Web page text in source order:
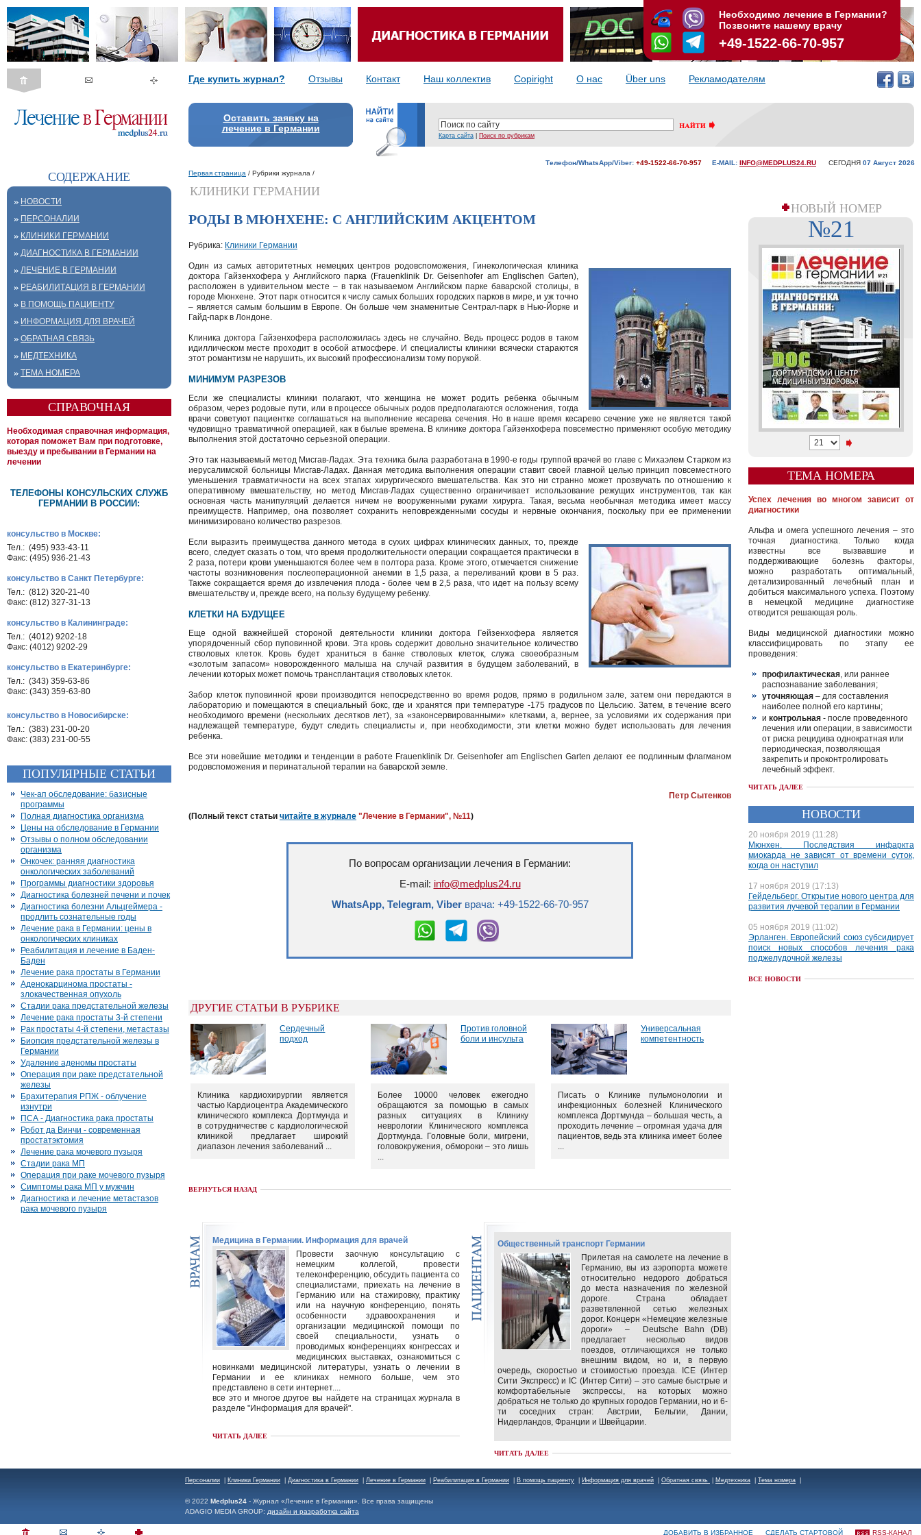
Где купить журнал? Отзывы Контакт Наш коллектив Copiright О нас Über uns Рекламодателям
Оставить заявку на
лечение в Германии
Карта сайта Поиск по рубрикам
Телефон/WhatsApp/Viber: +49-1522-66-70-957 E-MAIL: INFO@MEDPLUS24.RU СЕГОДНЯ 07 Aвгуст 2026
СОДЕРЖАНИЕ
НОВОСТИ
ПЕРСОНАЛИИ
КЛИНИКИ ГЕРМАНИИ
ДИАГНОСТИКА В ГЕРМАНИИ
ЛЕЧЕНИЕ В ГЕРМАНИИ
РЕАБИЛИТАЦИЯ В ГЕРМАНИИ
В ПОМОЩЬ ПАЦИЕНТУ
ИНФОРМАЦИЯ ДЛЯ ВРАЧЕЙ
ОБРАТНАЯ СВЯЗЬ
МЕДТЕХНИКА
ТЕМА НОМЕРА
СПРАВОЧНАЯ
Необходимая справочная информация,
которая поможет Вам при подготовке,
выезду и пребывании в Германии на
лечении
ТЕЛЕФОНЫ КОНСУЛЬСКИХ СЛУЖБ
ГЕРМАНИИ В РОССИИ:
консульство в Москве:
Тел.: (495) 933-43-11
Факс: (495) 936-21-43
консульство в Санкт Петербурге:
Тел.: (812) 320-21-40
Факс: (812) 327-31-13
консульство в Калининграде:
Тел.: (4012) 9202-18
Факс: (4012) 9202-29
консульство в Екатеринбурге:
Тел.: (343) 359-63-86
Факс: (343) 359-63-80
консульство в Новосибирске:
Тел.: (383) 231-00-20
Факс: (383) 231-00-55
ПОПУЛЯРНЫЕ СТАТЬИ
Чек-ап обследование: базисные
программы
Полная диагностика организма
Цены на обследование в Германии
Отзывы о полном обследовании
организма
Онкочек: ранняя диагностика
онкологических заболеваний
Программы диагностики здоровья
Диагностика болезней печени и почек
Диагностика болезни Альцгеймера -
продлить сознательные годы
Лечение рака в Германии: цены в
онкологических клиниках
Реабилитация и лечение в Баден-
Баден
Лечение рака простаты в Германии
Аденокарцинома простаты -
злокачественная опухоль
Стадии рака предстательной железы
Лечение рака простаты 3-й степени
Рак простаты 4-й степени, метастазы
Биопсия предстательной железы в
Германии
Удаление аденомы простаты
Операция при раке предстательной
железы
Брахитерапия РПЖ - облучение
изнутри
ПСА - Диагностика рака простаты
Робот да Винчи - современная
простатэктомия
Лечение рака мочевого пузыря
Стадии рака МП
Операция при раке мочевого пузыря
Симптомы рака МП у мужчин
Диагностика и лечение метастазов
рака мочевого пузыря
Первая страница / Рубрики журнала /
КЛИНИКИ ГЕРМАНИИ
РОДЫ В МЮНХЕНЕ: С АНГЛИЙСКИМ АКЦЕНТОМ
Рубрика: Клиники Германии
Один из самых авторитетных немецких центров родовспоможения, Гинекологическая клиника
доктора Гайзенхофера у Английского парка (Frauenklinik Dr. Geisenhofer am Englischen Garten),
расположен в удивительном месте – в так называемом Английском парке баварской столицы, в
городе Мюнхене. Этот парк относится к числу самых больших городских парков в мире, и уж точно
– является самым большим в Европе. Он больше чем знаменитые Сентрал-парк в Нью-Йорке и
Гайд-парк в Лондоне.
Клиника доктора Гайзенхофера расположилась здесь не случайно. Ведь процесс родов в таком
идиллическом месте проходит в особой атмосфере. И специалисты клиники всячески стараются
этот романтизм не нарушить, их высокий профессионализм тому порукой.
МИНИМУМ РАЗРЕЗОВ
Если же специалисты клиники полагают, что женщина не может родить ребенка обычным
образом, через родовые пути, или в процессе обычных родов предполагаются осложнения, тогда
врачи советуют пациентке соглашаться на выполнение кесарева сечения. Но в наше время кесарево сечение уже не является такой
чудовищно травматичной операцией, как в былые времена. В клинике доктора Гайзенхофера повсеместно применяют особую методику
выполнения этой достаточно серьезной операции.
Это так называемый метод Мисгав-Ладах. Эта техника была разработана в 1990-е годы группой врачей во главе с Михаэлем Старком из
иерусалимской больницы Мисгав-Ладах. Данная методика выполнения операции ставит своей главной целью принцип повсеместного
уменьшения травматичности на всех этапах хирургического вмешательства. Как это ни странно может прозвучать по отношению к
оперативному вмешательству, но метод Мисгав-Ладах существенно ограничивает использование режущих инструментов, так как
основная часть манипуляций делается ничем не вооруженными руками хирурга. Такая, весьма необычная методика имеет массу
преимуществ. Например, она позволяет сохранить неповрежденными сосуды и нервные окончания, поскольку при ее применении
минимизировано количество разрезов.
Если выразить преимущества данного метода в сухих цифрах клинических данных, то, прежде
всего, следует сказать о том, что время продолжительности операции сокращается практически в
2 раза, потери крови уменьшаются более чем в полтора раза. Кроме этого, отмечается снижение
частоты возникновения послеоперационной анемии в 1,5 раза, а переливаний крови в 5 раз.
Также сокращается время до извлечения плода - более чем в 2,5 раза, что идет на пользу всему
вмешательству и, прежде всего, на пользу будущему ребенку.
КЛЕТКИ НА БУДУЩЕЕ
Еще одной важнейшей стороной деятельности клиники доктора Гейзенхофера является
упорядоченный сбор пуповинной крови. Эта кровь содержит довольно значительное количество
стволовых клеток. Кровь будет храниться в банке стволовых клеток, служа своеобразным
«золотым запасом» новорожденного малыша на случай развития в будущем заболеваний, в
лечении которых может помочь трансплантация стволовых клеток.
Забор клеток пуповинной крови производится непосредственно во время родов, прямо в родильном зале, затем они передаются в
лабораторию и помещаются в специальный бокс, где и хранятся при температуре -175 градусов по Цельсию. Затем, в течение всего
необходимого времени (нескольких десятков лет), за «законсервированными» клетками, а, вернее, за условиями их содержания при
надлежащей температуре, будут следить специалисты и, при необходимости, эти клетки можно будет использовать для лечения
ребенка.
Все эти новейшие методики и тенденции в работе Frauenklinik Dr. Geisenhofer am Englischen Garten делают ее подлинным флагманом
родовспоможения и перинатальной терапии на баварской земле.
Петр Сытенков
(Полный текст статьи читайте в журнале "Лечение в Германии", №11)
По вопросам организации лечения в Германии:
E-mail: info@medplus24.ru
WhatsApp, Telegram, Viberврача: +49-1522-66-70-957
ДРУГИЕ СТАТЬИ В РУБРИКЕ
Сердечный
подход
Против головной
боли и инсульта
Универсальная
компетентность
Клиника кардиохирургии является
частью Кардиоцентра Академического
клинического комплекса Дортмунда и
в сотрудничестве с кардиологической
клиникой предлагает широкий
диапазон лечения заболеваний ...
Более 10000 человек ежегодно
обращаются за помощью в самых
разных ситуациях в Клинику
неврологии Клинического комплекса
Дортмунда. Головные боли, мигрени,
головокружения, обмороки – это лишь
...
Писать о Клинике пульмонологии и
инфекционных болезней Клинического
комплекса Дортмунда – большая честь, а
проходить лечение – огромная удача для
пациентов, ведь эта клиника имеет более
...
ВЕРНУТЬСЯ НАЗАД
Медицина в Германии. Информация для врачей
Провести заочную консультацию с
немецким коллегой, провести
телеконференцию, обсудить пациента со
специалистами, приехать на лечение в
Германию или на стажировку, практику
или на научную конференцию, понять
особенности здравоохранения и
организации медицинской помощи по
своей специальности, узнать о
проводимых конференциях конгрессах и
медицинских выставках, ознакомиться с
новинками медицинской литературы, узнать о лечении в
Германии и ее клиниках немного больше, чем это
представлено в сети интернет....
все это и многое другое вы найдете на страницах журнала в
разделе "Информация для врачей".
ЧИТАТЬ ДАЛЕЕ
Общественный транспорт Германии
Прилетая на самолете на лечение в
Германию, вы из аэропорта можете
относительно недорого добраться
до места назначения по железной
дороге. Страна обладает
разветвленной сетью железных
дорог. Концерн «Немецкие железные
дороги» – Deutsche Bahn (DB)
предлагает несколько видов
поездов, отличающихся не только
внешним видом, но и, в первую
очередь, скоростью и стоимостью проезда. ICE (Интер
Сити Экспресс) и IC (Интер Сити) – это самые быстрые и
комфортабельные экспрессы, на которых можно
добраться не только до крупных городов Германии, но и 6-
ти соседних стран: Австрии, Бельгии, Дании,
Нидерландов, Франции и Швейцарии.
ЧИТАТЬ ДАЛЕЕ
НОВЫЙ НОМЕР
№21
ТЕМА НОМЕРА
Успех лечения во многом зависит от
диагностики
Альфа и омега успешного лечения – это
точная диагностика. Только когда
известны все вызвавшие и
поддерживающие болезнь факторы,
можно разработать оптимальный,
детализированный лечебный план и
добиться максимального успеха. Поэтому
в немецкой медицине диагностике
отводится решающая роль.
Виды медицинской диагностики можно
классифицировать по этапу ее
проведения:
профилактическая, или раннее
распознавание заболевания;
уточняющая – для составления
наиболее полной его картины;
и контрольная - после проведенного
лечения или операции, в зависимости
от риска рецидива однократная или
периодическая, позволяющая
закрепить и проконтролировать
лечебный эффект.
ЧИТАТЬ ДАЛЕЕ
НОВОСТИ
20 ноября 2019 (11:28)
Мюнхен. Последствия инфаркта
миокарда не зависят от времени суток,
когда он наступил
17 ноября 2019 (17:13)
Гейдельберг. Открытие нового центра для
развития лучевой терапии в Германии
05 ноября 2019 (11:02)
Эрланген. Европейский союз субсидирует
поиск новых способов лечения рака
поджелудочной железы
ВСЕ НОВОСТИ
Персоналии Клиники Германии Диагностика в Германии Лечение в Германии Реабилитация в Германии В помощь пациенту Информация для врачей Обратная связь Медтехника Тема номера
© 2022 Medplus24 - Журнал «Лечение в Германии». Все права защищены
ADAGIO MEDIA GROUP: дизайн и разработка сайта
ДОБАВИТЬ В ИЗБРАННОЕ СДЕЛАТЬ СТАРТОВОЙ RSS-КАНАЛ
Необходимо лечение в Германии?
Позвоните нашему врачу
+49-1522-66-70-957